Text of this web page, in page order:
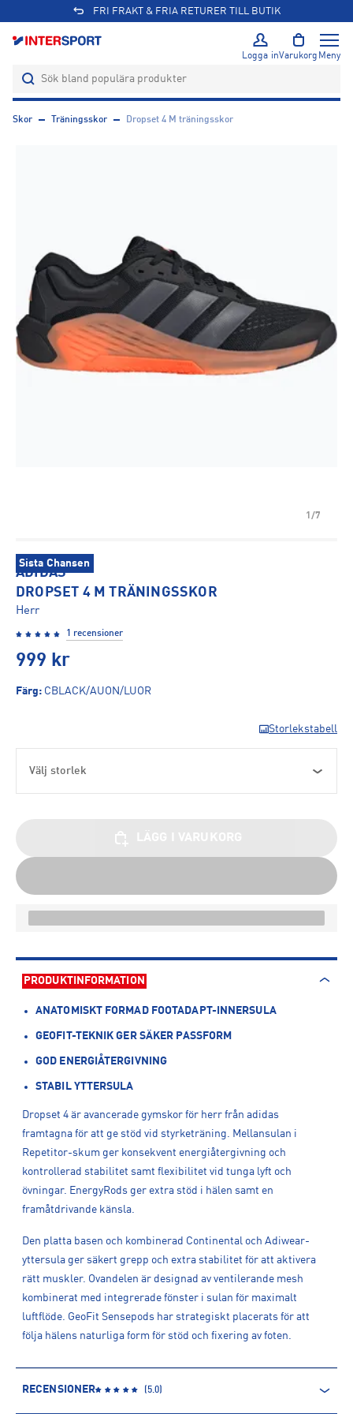
FRI FRAKT & FRIA RETURER TILL BUTIK
Logga inVarukorg Meny
Skor Träningsskor Dropset 4 M träningsskor
1/7
Sista Chansen
ADIDAS
DROPSET 4 M TRÄNINGSSKOR
Herr
1 recensioner
999 kr
Färg: CBLACK/AUON/LUOR
Storlekstabell
Välj storlek
PRODUKTINFORMATION
ANATOMISKT FORMAD FOOTADAPT-INNERSULA
GEOFIT-TEKNIK GER SÄKER PASSFORM
GOD ENERGIÅTERGIVNING
STABIL YTTERSULA
Dropset 4 är avancerade gymskor för herr från adidas
framtagna för att ge stöd vid styrketräning. Mellansulan i
Repetitor-skum ger konsekvent energiåtergivning och
kontrollerad stabilitet samt flexibilitet vid tunga lyft och
övningar. EnergyRods ger extra stöd i hälen samt en
framåtdrivande känsla.
Den platta basen och kombinerad Continental och Adiwear-
yttersula ger säkert grepp och extra stabilitet för att aktivera
rätt muskler. Ovandelen är designad av ventilerande mesh
kombinerat med integrerade fönster i sulan för maximalt
luftflöde. GeoFit Sensepods har strategiskt placerats för att
följa hälens naturliga form för stöd och fixering av foten.
RECENSIONER (5.0)